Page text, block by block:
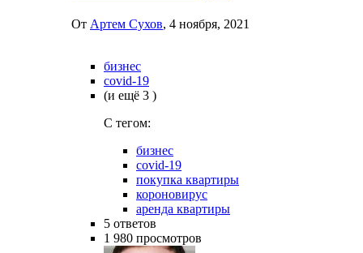
От Артем Сухов, 4 ноября, 2021
бизнес
covid-19
(и ещё 3 )
C тегом:
бизнес
covid-19
покупка квартиры
короновирус
аренда квартиры
5 ответов
1 980 просмотров